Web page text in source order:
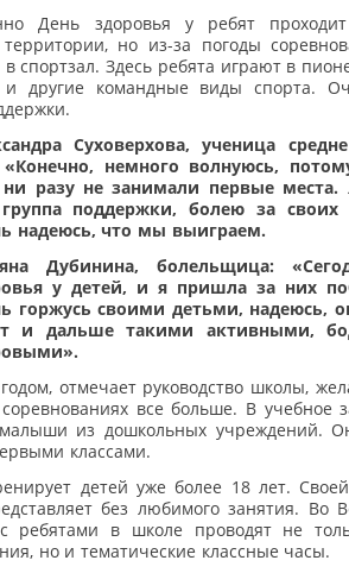
День здоровья у ребят
но из-за погоды
в спортзал. Здесь ребята играют в
и другие командные виды спорта.
Суховерхова, ученица
немного волнуюсь,
разу не занимали первые места.
поддержки, болею за своих
надеюсь, что мы выиграем.
Дубинина, болельщица:
у детей, и я пришла за них
горжусь своими детьми, надеюсь,
и дальше такими активными,
отмечает руководство школы,
все больше. В учебное
из дошкольных учреждений.
классами.
детей уже более 18 лет.
без любимого занятия. Во
ребятами в школе проводят не
но и тематические классные часы.